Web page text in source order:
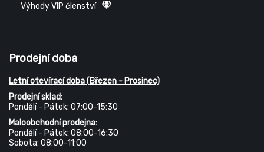
Výhody VIP členství
Prodejní doba
Letní otevírací doba (Březen - Prosinec)
Prodejní sklad:
Pondělí - Pátek: 07:00-15:30
Maloobchodní prodejna:
Pondělí - Pátek: 08:00-16:30
Sobota: 08:00-11:00